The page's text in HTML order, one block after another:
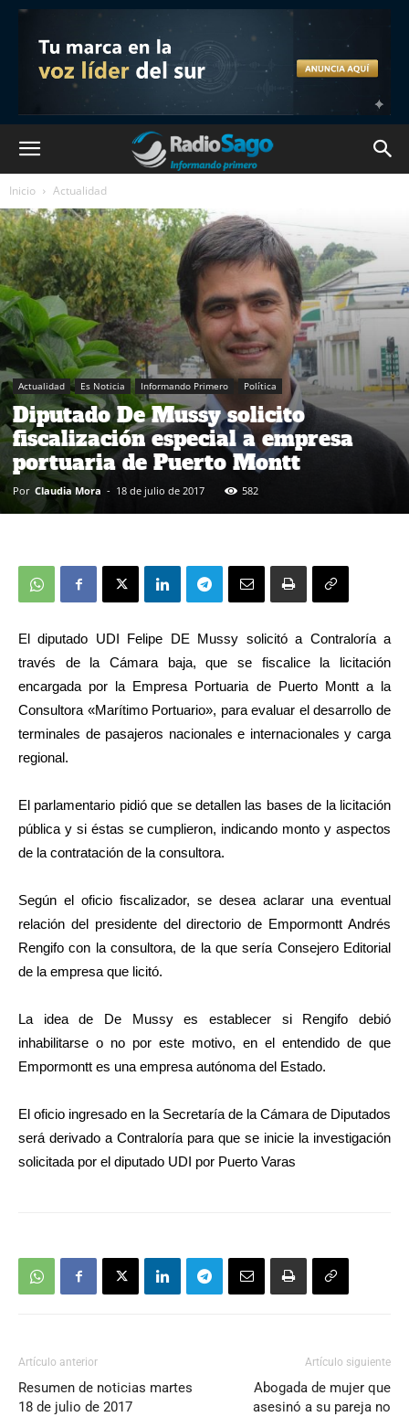
Inicio Actualidad
Actualidad Es Noticia Informando Primero Política
Diputado De Mussy solicito
fiscalización especial a empresa
portuaria de Puerto Montt
Por Claudia Mora - 18 de julio de 2017 582
El diputado UDI Felipe DE Mussy solicitó a Contraloría a
través de la Cámara baja, que se fiscalice la licitación
encargada por la Empresa Portuaria de Puerto Montt a la
Consultora «Marítimo Portuario», para evaluar el desarrollo de
terminales de pasajeros nacionales e internacionales y carga
regional.
El parlamentario pidió que se detallen las bases de la licitación
pública y si éstas se cumplieron, indicando monto y aspectos
de la contratación de la consultora.
Según el oficio fiscalizador, se desea aclarar una eventual
relación del presidente del directorio de Empormontt Andrés
Rengifo con la consultora, de la que sería Consejero Editorial
de la empresa que licitó.
La idea de De Mussy es establecer si Rengifo debió
inhabilitarse o no por este motivo, en el entendido de que
Empormontt es una empresa autónoma del Estado.
El oficio ingresado en la Secretaría de la Cámara de Diputados
será derivado a Contraloría para que se inicie la investigación
solicitada por el diputado UDI por Puerto Varas
Artículo anterior
Resumen de noticias martes
18 de julio de 2017
Artículo siguiente
Abogada de mujer que
asesinó a su pareja no